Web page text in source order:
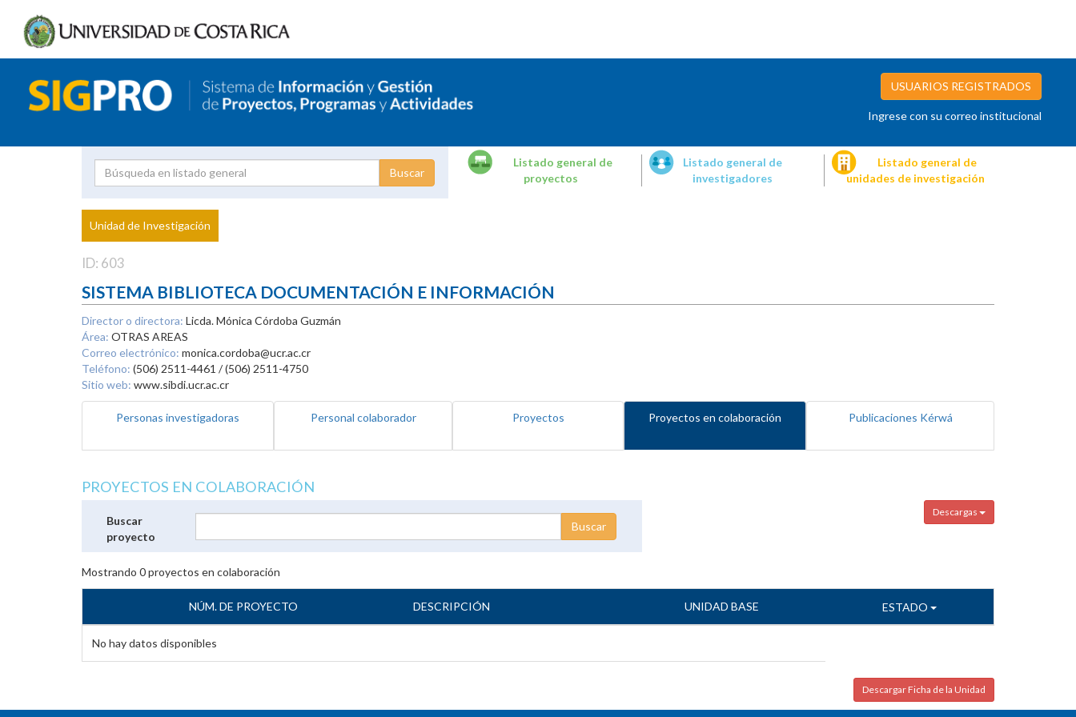
USUARIOS REGISTRADOS
Ingrese con su correo institucional
Proyecto
Investigador
Listado general de
proyectos
Listado general de
investigadores
Listado general de
unidades de investigación
Unidad de Investigación
ID: 603
SISTEMA BIBLIOTECA DOCUMENTACIÓN E INFORMACIÓN
Director o directora: Licda. Mónica Córdoba Guzmán
Área: OTRAS AREAS
Correo electrónico: monica.cordoba@ucr.ac.cr
Teléfono: (506) 2511-4461 / (506) 2511-4750
Sitio web: www.sibdi.ucr.ac.cr
Personas investigadoras Personal colaborador Proyectos Proyectos en colaboración Publicaciones Kérwá
PROYECTOS EN COLABORACIÓN
Descargas
Buscar
proyecto
Mostrando 0proyectos en colaboración
NÚM. DE PROYECTO DESCRIPCIÓN UNIDAD BASE ESTADO
No hay datos disponibles
Descargar Ficha de la Unidad